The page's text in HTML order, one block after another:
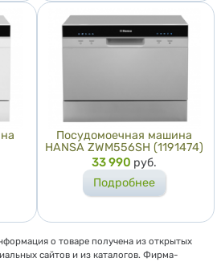
Посудомоечная машина
HANSA ZWM556SH (1191474)
Цена
33 990 руб.
Подробнее
о товаре получена из открытых
сайтов и из каталогов. Фирма-